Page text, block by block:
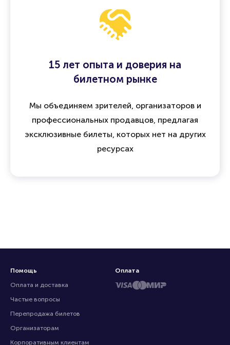
15 лет опыта и доверия на
билетном рынке
Мы объединяем зрителей, организаторов и
профессиональных продавцов, предлагая
эксклюзивные билеты, которых нет на других
ресурсах
Помощь
Оплата и доставка
Частые вопросы
Перепродажа билетов
Организаторам
Корпоративным клиентам
Оплата